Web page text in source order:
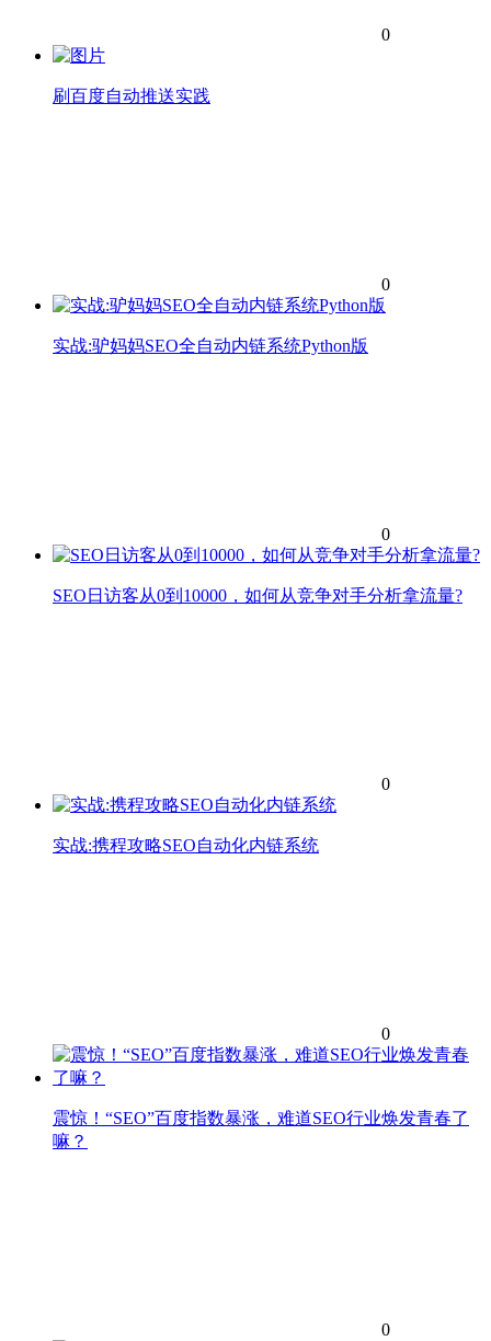
0
刷百度自动推送实践
0
实战:驴妈妈SEO全自动内链系统Python版
0
SEO日访客从0到10000，如何从竞争对手分析拿流量?
0
实战:携程攻略SEO自动化内链系统
0
震惊！“SEO”百度指数暴涨，难道SEO行业焕发青春了
嘛？
0